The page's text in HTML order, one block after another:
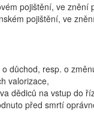
pojištění, ve znění
pojištění, ve
důchod, resp. o
valorizace,
dědiců na vstup do
před smrtí